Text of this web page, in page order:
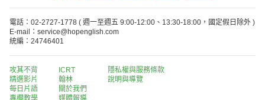
電話：02-2727-1778 ( 週一至週五 9:00-12:00、13:30-18:00，國定假日除外 )
E-mail：service@hopenglish.com
統編：24746401
攻其不背
精選影片
每日片語
專欄教學
ICRT
翰林
關於我們
媒體報導
隱私權與服務條款
說明與導覽